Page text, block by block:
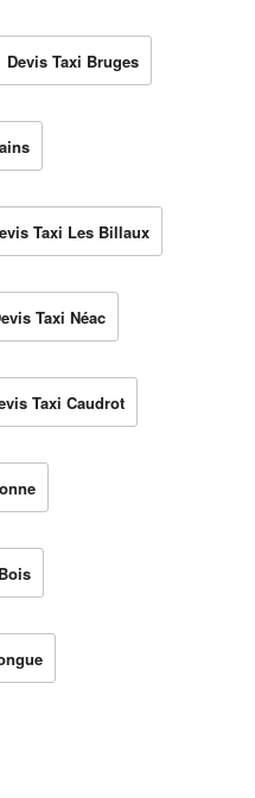
Devis Taxi Bruges
Taxi Les Billaux
Taxi Néac
Taxi Caudrot